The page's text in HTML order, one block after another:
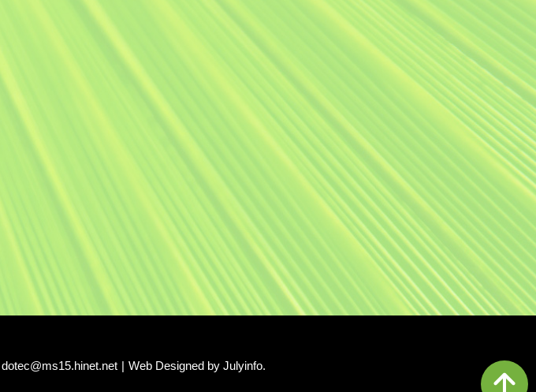
dotec@ms15.hinet.net | Web Designed by Julyinfo.